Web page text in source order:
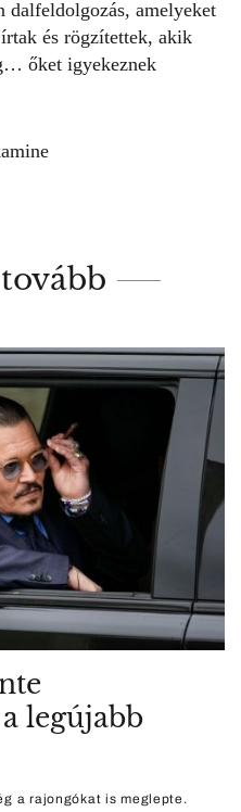
dalfeldolgozás, amelyeket
és rögzítettek, akik
őket igyekeznek
legújabb
a rajongókat is meglepte.